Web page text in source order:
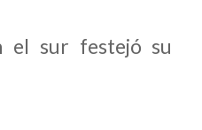
el sur festejó su